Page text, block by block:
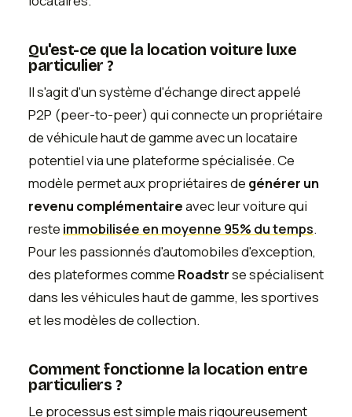
Qu'est-ce que la location voiture luxe
particulier ?
Il s'agit d'un système d'échange direct appelé
P2P (peer-to-peer) qui connecte un propriétaire
de véhicule haut de gamme avec un locataire
potentiel via une plateforme spécialisée. Ce
modèle permet aux propriétaires de générer un
revenu complémentaireavec leur voiture qui
reste immobilisée en moyenne 95% du temps.
Pour les passionnés d'automobiles d'exception,
des plateformes comme Roadstrse spécialisent
dans les véhicules haut de gamme, les sportives
et les modèles de collection.
Comment fonctionne la location entre
particuliers ?
Le processus est simple mais rigoureusement